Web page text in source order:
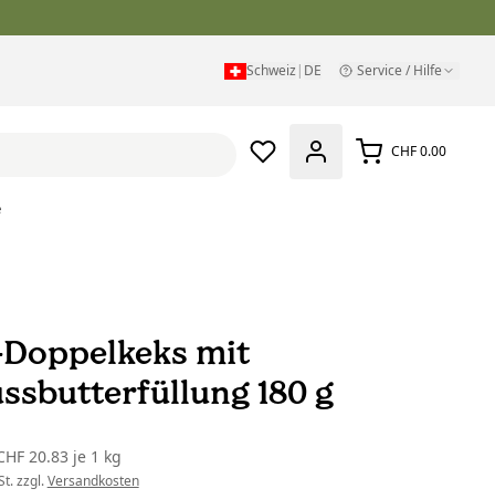
Schweiz | DE Service / Hilfe
CHF 0.00
mit
180 g
20.83 je1 kg
zzgl.Versandkosten